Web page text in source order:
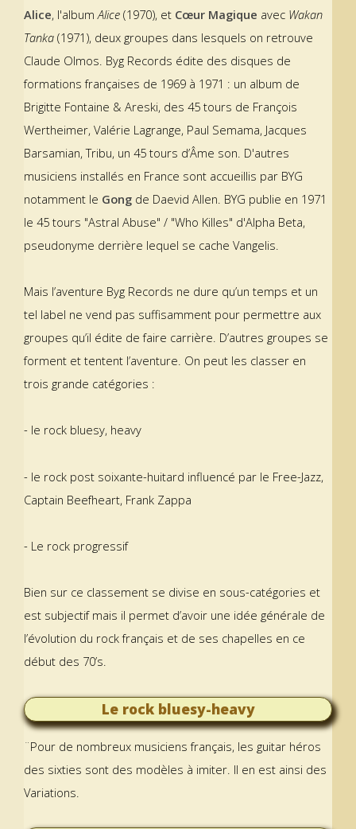
Alice, l'album Alice (1970), et Cœur Magique avec Wakan
Tanka (1971), deux groupes dans lesquels on retrouve
Claude Olmos. Byg Records édite des disques de
formations françaises de 1969 à 1971 : un album de
Brigitte Fontaine & Areski, des 45 tours de François
Wertheimer, Valérie Lagrange, Paul Semama, Jacques
Barsamian, Tribu, un 45 tours d’Âme son. D'autres
musiciens installés en France sont accueillis par BYG
notamment le Gong de Daevid Allen. BYG publie en 1971
le 45 tours "Astral Abuse" / "Who Killes" d'Alpha Beta,
pseudonyme derrière lequel se cache Vangelis.
Mais l’aventure Byg Records ne dure qu’un temps et un
tel label ne vend pas suffisamment pour permettre aux
groupes qu’il édite de faire carrière. D’autres groupes se
forment et tentent l’aventure. On peut les classer en
trois grande catégories :
- le rock bluesy, heavy
- le rock post soixante-huitard influencé par le Free-Jazz,
Captain Beefheart, Frank Zappa
- Le rock progressif
Bien sur ce classement se divise en sous-catégories et
est subjectif mais il permet d’avoir une idée générale de
l’évolution du rock français et de ses chapelles en ce
début des 70’s.
Le rock bluesy-heavy
¨Pour de nombreux musiciens français, les guitar héros
des sixties sont des modèles à imiter. Il en est ainsi des
Variations.